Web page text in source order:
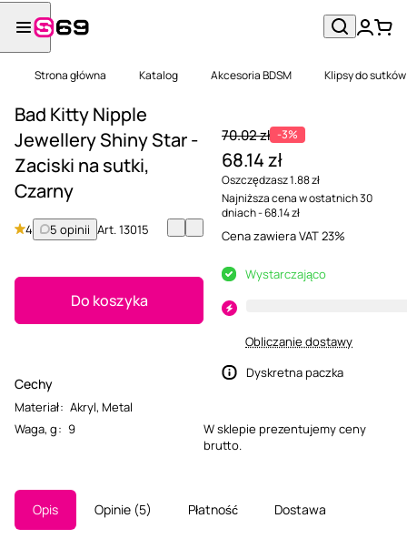
Strona główna Katalog Akcesoria BDSM Klipsy do sutków
Bad Kitty Nipple
Jewellery Shiny Star -
Zaciski na sutki,
Czarny
4 5 opinii Art.13015
Do koszyka
Cechy
Materiał: Akryl, Metal
Waga, g: 9
70.02 zł -3%
68.14 zł
Oszczędzasz 1.88 zł
Najniższa cena w ostatnich 30
dniach - 68.14 zł
Cena zawiera VAT 23%
Wystarczająco
Obliczanie dostawy
Dyskretna paczka
W sklepie prezentujemy ceny
brutto.
Opis Opinie 5 Płatność Dostawa